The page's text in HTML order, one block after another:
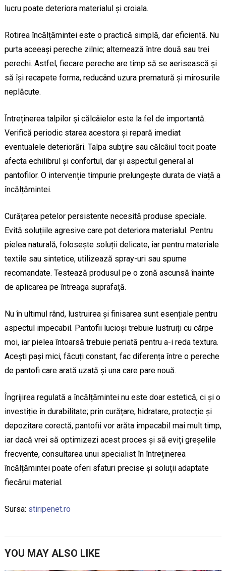
lucru poate deteriora materialul și croiala.
Rotirea încălțămintei este o practică simplă, dar eficientă. Nu
purta aceeași pereche zilnic; alternează între două sau trei
perechi. Astfel, fiecare pereche are timp să se aerisească și
să își recapete forma, reducând uzura prematură și mirosurile
neplăcute.
Întreținerea talpilor și călcâielor este la fel de importantă.
Verifică periodic starea acestora și repară imediat
eventualele deteriorări. Talpa subțire sau călcâiul tocit poate
afecta echilibrul și confortul, dar și aspectul general al
pantofilor. O intervenție timpurie prelungește durata de viață a
încălțămintei.
Curățarea petelor persistente necesită produse speciale.
Evită soluțiile agresive care pot deteriora materialul. Pentru
pielea naturală, folosește soluții delicate, iar pentru materiale
textile sau sintetice, utilizează spray-uri sau spume
recomandate. Testează produsul pe o zonă ascunsă înainte
de aplicarea pe întreaga suprafață.
Nu în ultimul rând, lustruirea și finisarea sunt esențiale pentru
aspectul impecabil. Pantofii lucioși trebuie lustruiți cu cârpe
moi, iar pielea întoarsă trebuie periată pentru a-i reda textura.
Acești pași mici, făcuți constant, fac diferența între o pereche
de pantofi care arată uzată și una care pare nouă.
Îngrijirea regulată a încălțămintei nu este doar estetică, ci și o
investiție în durabilitate; prin curățare, hidratare, protecție și
depozitare corectă, pantofii vor arăta impecabil mai mult timp,
iar dacă vrei să optimizezi acest proces și să eviți greșelile
frecvente, consultarea unui specialist în întreținerea
încălțămintei poate oferi sfaturi precise și soluții adaptate
fiecărui material.
Sursa: stiripenet.ro
YOU MAY ALSO LIKE